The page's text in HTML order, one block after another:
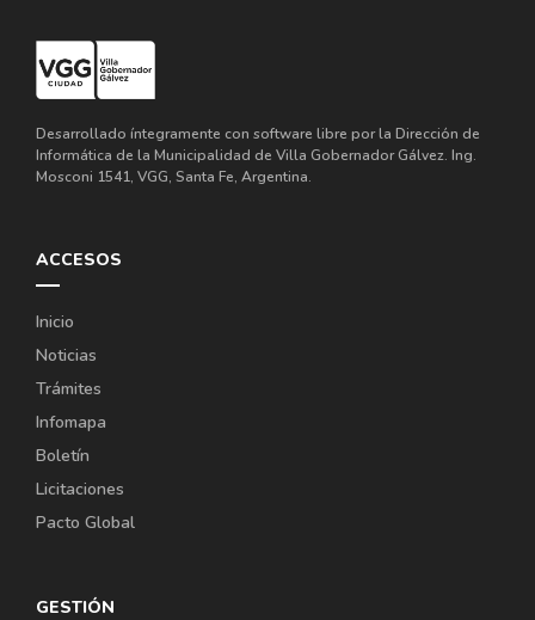
Desarrollado íntegramente con software libre por la Dirección de
Informática de la Municipalidad de Villa Gobernador Gálvez. Ing.
Mosconi 1541, VGG, Santa Fe, Argentina.
ACCESOS
Inicio
Noticias
Trámites
Infomapa
Boletín
Licitaciones
Pacto Global
GESTIÓN